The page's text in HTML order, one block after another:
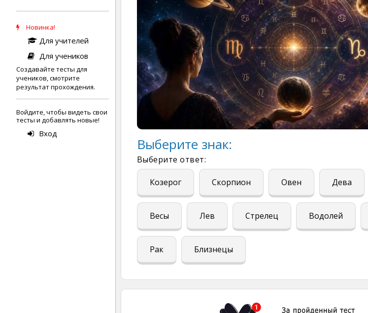
Новинка!
Для учителей
Для учеников
Создавайте тесты для
учеников, смотрите
результат прохождения.
Войдите, чтобы видеть свои
тесты и добавлять новые!
Вход
Выберите знак:
Выберите ответ:
Козерог Скорпион Овен Дева
Весы Лев Стрелец Водолей
Рак Близнецы